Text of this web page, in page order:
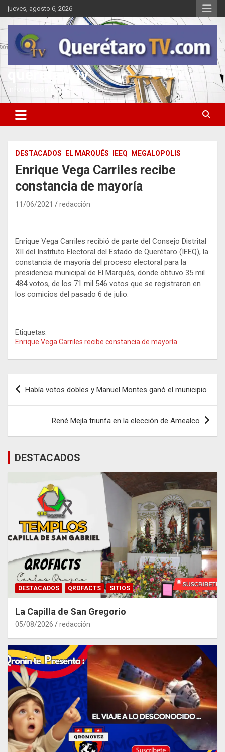
Saltar
al
contenido
jueves, agosto 6, 2026
queretarotv
Información y entretenimiento
DESTACADOS EL MARQUÉS IEEQ MEGALOPOLIS
Enrique Vega Carriles recibe
constancia de mayoría
11/06/2021 redacción
Enrique Vega Carriles recibió de parte del Consejo Distrital
XII del Instituto Electoral del Estado de Querétaro (IEEQ), la
constancia de mayoría del proceso electoral para la
presidencia municipal de El Marqués, donde obtuvo 35 mil
484 votos, de los 71 mil 546 votos que se registraron en
los comicios del pasado 6 de julio.
Etiquetas:
Enrique Vega Carriles recibe constancia de mayoría
Navegación
entradas
Había votos dobles y Manuel Montes ganó el municipio
René Mejía triunfa en la elección de Amealco
DESTACADOS
DESTACADOS QROFACTS SITIOS
La Capilla de San Gregorio
05/08/2026 redacción